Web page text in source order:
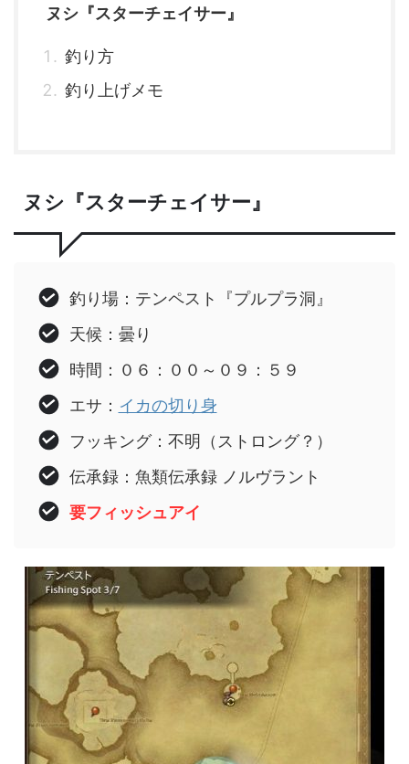
ヌシ『スターチェイサー』
釣り方
釣り上げメモ
ヌシ『スターチェイサー』
釣り場：テンペスト『プルプラ洞』
天候：曇り
時間：０６：００～０９：５９
エサ： イカの切り身
フッキング：不明（ストロング？）
伝承録：魚類伝承録 ノルヴラント
要フィッシュアイ